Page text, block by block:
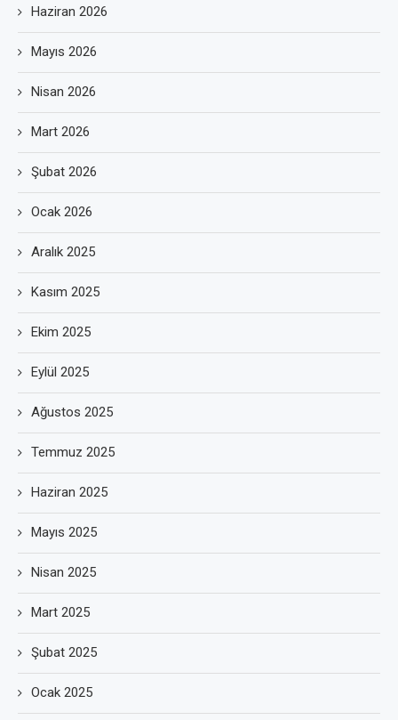
Haziran 2026
Mayıs 2026
Nisan 2026
Mart 2026
Şubat 2026
Ocak 2026
Aralık 2025
Kasım 2025
Ekim 2025
Eylül 2025
Ağustos 2025
Temmuz 2025
Haziran 2025
Mayıs 2025
Nisan 2025
Mart 2025
Şubat 2025
Ocak 2025